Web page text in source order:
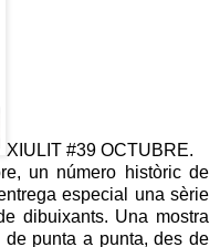
XIULIT #39 OCTUBRE.
un número històric de
especial una sèrie
dibuixants. Una mostra
punta a punta, des de